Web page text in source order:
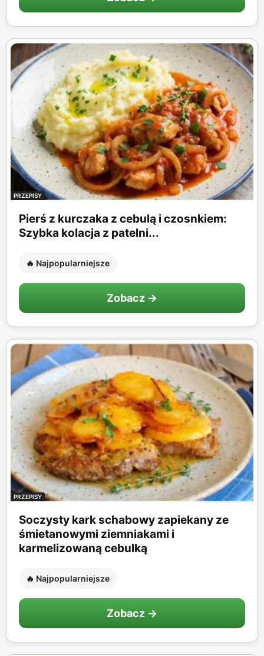
PRZEPISY
Pierś z kurczaka z cebulą i czosnkiem:
Szybka kolacja z patelni...
🔥 Najpopularniejsze
Zobacz →
PRZEPISY
Soczysty kark schabowy zapiekany ze
śmietanowymi ziemniakami i
karmelizowaną cebulką
🔥 Najpopularniejsze
Zobacz →